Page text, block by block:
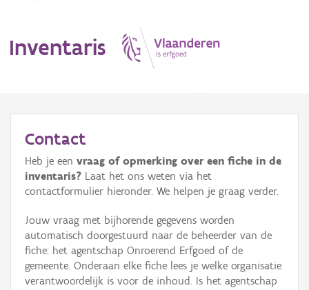
Inventaris
Erfgoedobject
Aanduidingsobject
Waarneming
Thema
Gebeurtenis
Contact
Heb je een vraag of opmerking over een fiche in de
inventaris? Laat het ons weten via het
contactformulier hieronder. We helpen je graag verder.
Jouw vraag met bijhorende gegevens worden
automatisch doorgestuurd naar de beheerder van de
fiche: het agentschap Onroerend Erfgoed of de
gemeente. Onderaan elke fiche lees je welke organisatie
verantwoordelijk is voor de inhoud. Is het agentschap